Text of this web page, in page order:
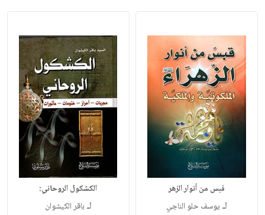
قبس من أنوار الزهر
لـ يوسف حلو الناجي
الكشكول الروحاني:
لـ باقر الكيشوان